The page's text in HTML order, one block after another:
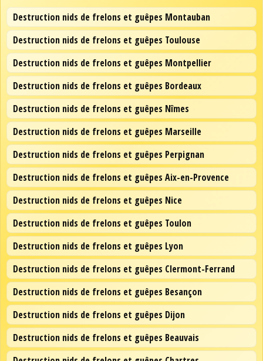
Destruction nids de frelons et guêpes Montauban
Destruction nids de frelons et guêpes Toulouse
Destruction nids de frelons et guêpes Montpellier
Destruction nids de frelons et guêpes Bordeaux
Destruction nids de frelons et guêpes Nîmes
Destruction nids de frelons et guêpes Marseille
Destruction nids de frelons et guêpes Perpignan
Destruction nids de frelons et guêpes Aix-en-Provence
Destruction nids de frelons et guêpes Nice
Destruction nids de frelons et guêpes Toulon
Destruction nids de frelons et guêpes Lyon
Destruction nids de frelons et guêpes Clermont-Ferrand
Destruction nids de frelons et guêpes Besançon
Destruction nids de frelons et guêpes Dijon
Destruction nids de frelons et guêpes Beauvais